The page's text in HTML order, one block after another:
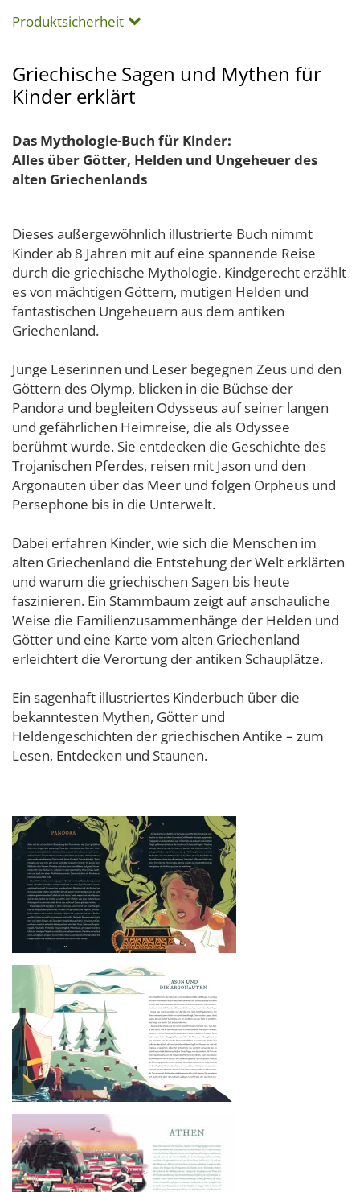
Produktsicherheit
Griechische Sagen und Mythen für
Kinder erklärt
Das Mythologie-Buch für Kinder:
Alles über Götter, Helden und Ungeheuer des
alten Griechenlands
Dieses außergewöhnlich illustrierte Buch nimmt
Kinder ab 8 Jahren mit auf eine spannende Reise
durch die griechische Mythologie. Kindgerecht erzählt
es von mächtigen Göttern, mutigen Helden und
fantastischen Ungeheuern aus dem antiken
Griechenland.
Junge Leserinnen und Leser begegnen Zeus und den
Göttern des Olymp, blicken in die Büchse der
Pandora und begleiten Odysseus auf seiner langen
und gefährlichen Heimreise, die als Odyssee
berühmt wurde. Sie entdecken die Geschichte des
Trojanischen Pferdes, reisen mit Jason und den
Argonauten über das Meer und folgen Orpheus und
Persephone bis in die Unterwelt.
Dabei erfahren Kinder, wie sich die Menschen im
alten Griechenland die Entstehung der Welt erklärten
und warum die griechischen Sagen bis heute
faszinieren. Ein Stammbaum zeigt auf anschauliche
Weise die Familienzusammenhänge der Helden und
Götter und eine Karte vom alten Griechenland
erleichtert die Verortung der antiken Schauplätze.
Ein sagenhaft illustriertes Kinderbuch über die
bekanntesten Mythen, Götter und
Heldengeschichten der griechischen Antike – zum
Lesen, Entdecken und Staunen.